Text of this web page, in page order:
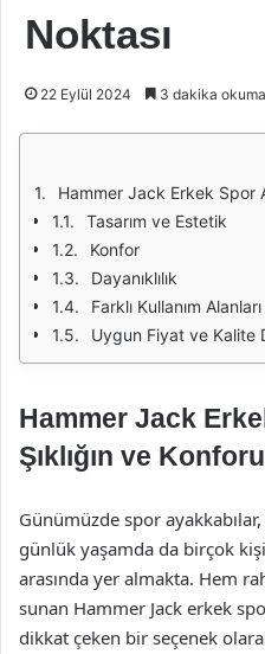
Noktası
22 Eylül 2024 3 dakika
Hammer Jack Erkek Spor Ayakkabı:
Tasarım ve Estetik
Konfor
Dayanıklılık
Farklı Kullanım Alanları
Uygun Fiyat ve Kalite
Hammer Jack
Şıklığın ve
Günümüzde spor
günlük yaşamda da birçok
arasında yer almakta. Hem
sunan Hammer Jack erkek
dikkat çeken bir seçenek